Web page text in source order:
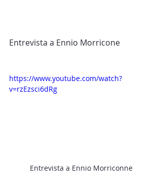
Entrevista a Ennio Morricone
https://www.youtube.com/watch?
v=rzEzsci6dRg
Entrevista a Ennio Morriconne